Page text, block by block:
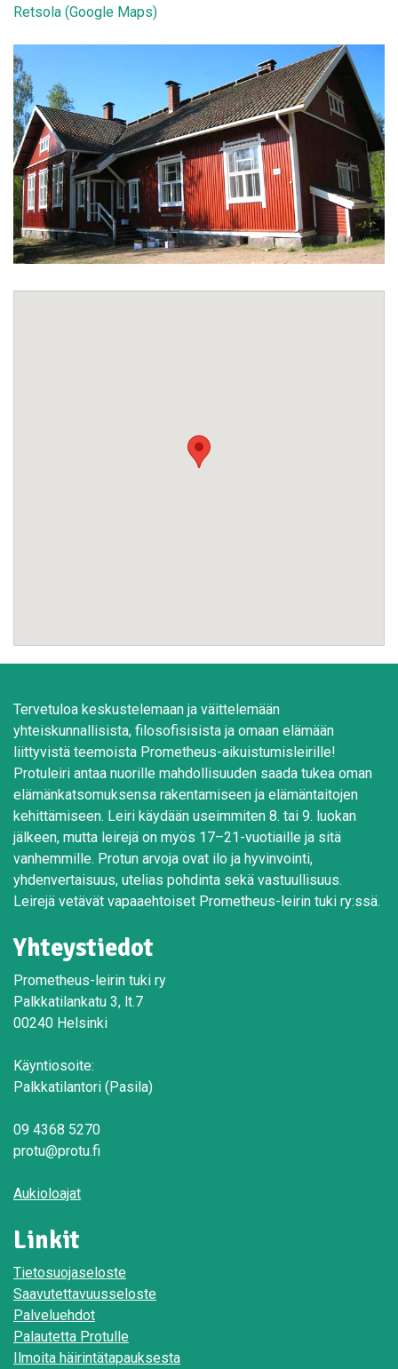
Retsola (Google Maps)
Tervetuloa keskustelemaan ja väittelemään
yhteiskunnallisista, filosofisisista ja omaan elämään
liittyvistä teemoista Prometheus-aikuistumisleirille!
Protuleiri antaa nuorille mahdollisuuden saada tukea oman
elämänkatsomuksensa rakentamiseen ja elämäntaitojen
kehittämiseen. Leiri käydään useimmiten 8. tai 9. luokan
jälkeen, mutta leirejä on myös 17–21-vuotiaille ja sitä
vanhemmille. Protun arvoja ovat ilo ja hyvinvointi,
yhdenvertaisuus, utelias pohdinta sekä vastuullisuus.
Leirejä vetävät vapaaehtoiset Prometheus-leirin tuki ry:ssä.
Yhteystiedot
Prometheus-leirin tuki ry
Palkkatilankatu 3, lt.7
00240 Helsinki
Käyntiosoite:
Palkkatilantori (Pasila)
09 4368 5270
protu@protu.fi
Aukioloajat
Linkit
Tietosuojaseloste
Saavutettavuusseloste
Palveluehdot
Palautetta Protulle
Ilmoita häirintätapauksesta